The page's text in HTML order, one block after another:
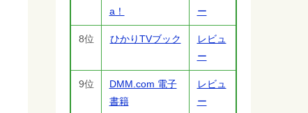
a！
ー
8位 ひかりTVブック
レビュ
ー
9位
DMM.com 電子
書籍
レビュ
ー